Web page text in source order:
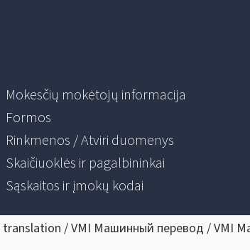
Mokesčių mokėtojų informacija
Formos
Rinkmenos / Atviri duomenys
Skaičiuoklės ir pagalbininkai
Sąskaitos ir įmokų kodai
translation / VMI Машинный перевод / VMI